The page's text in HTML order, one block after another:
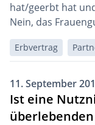
hat/geerbt hat
Nein, das
Erbvertrag
11. September
Ist eine